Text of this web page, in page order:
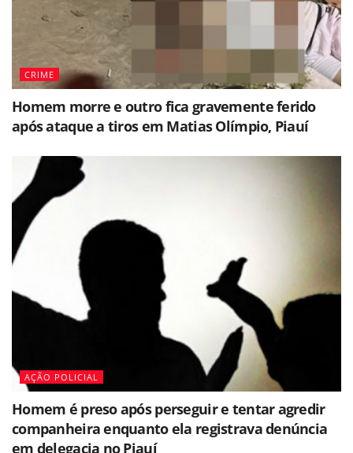
CRIME
Homem morre e outro fica gravemente ferido
após ataque a tiros em Matias Olímpio, Piauí
AÇÃO POLICIAL
Homem é preso após perseguir e tentar agredir
companheira enquanto ela registrava denúncia
em delegacia no Piauí